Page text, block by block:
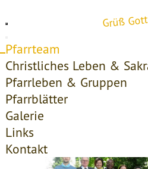
Pfarrteam
Christliches Leben &
Pfarrleben & Gruppen
Pfarrblätter
Galerie
Links
Kontakt
Grüß
Startseite Pfarrteam
Pfarrgemeinderat